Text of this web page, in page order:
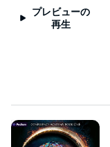
プレビューの
再生